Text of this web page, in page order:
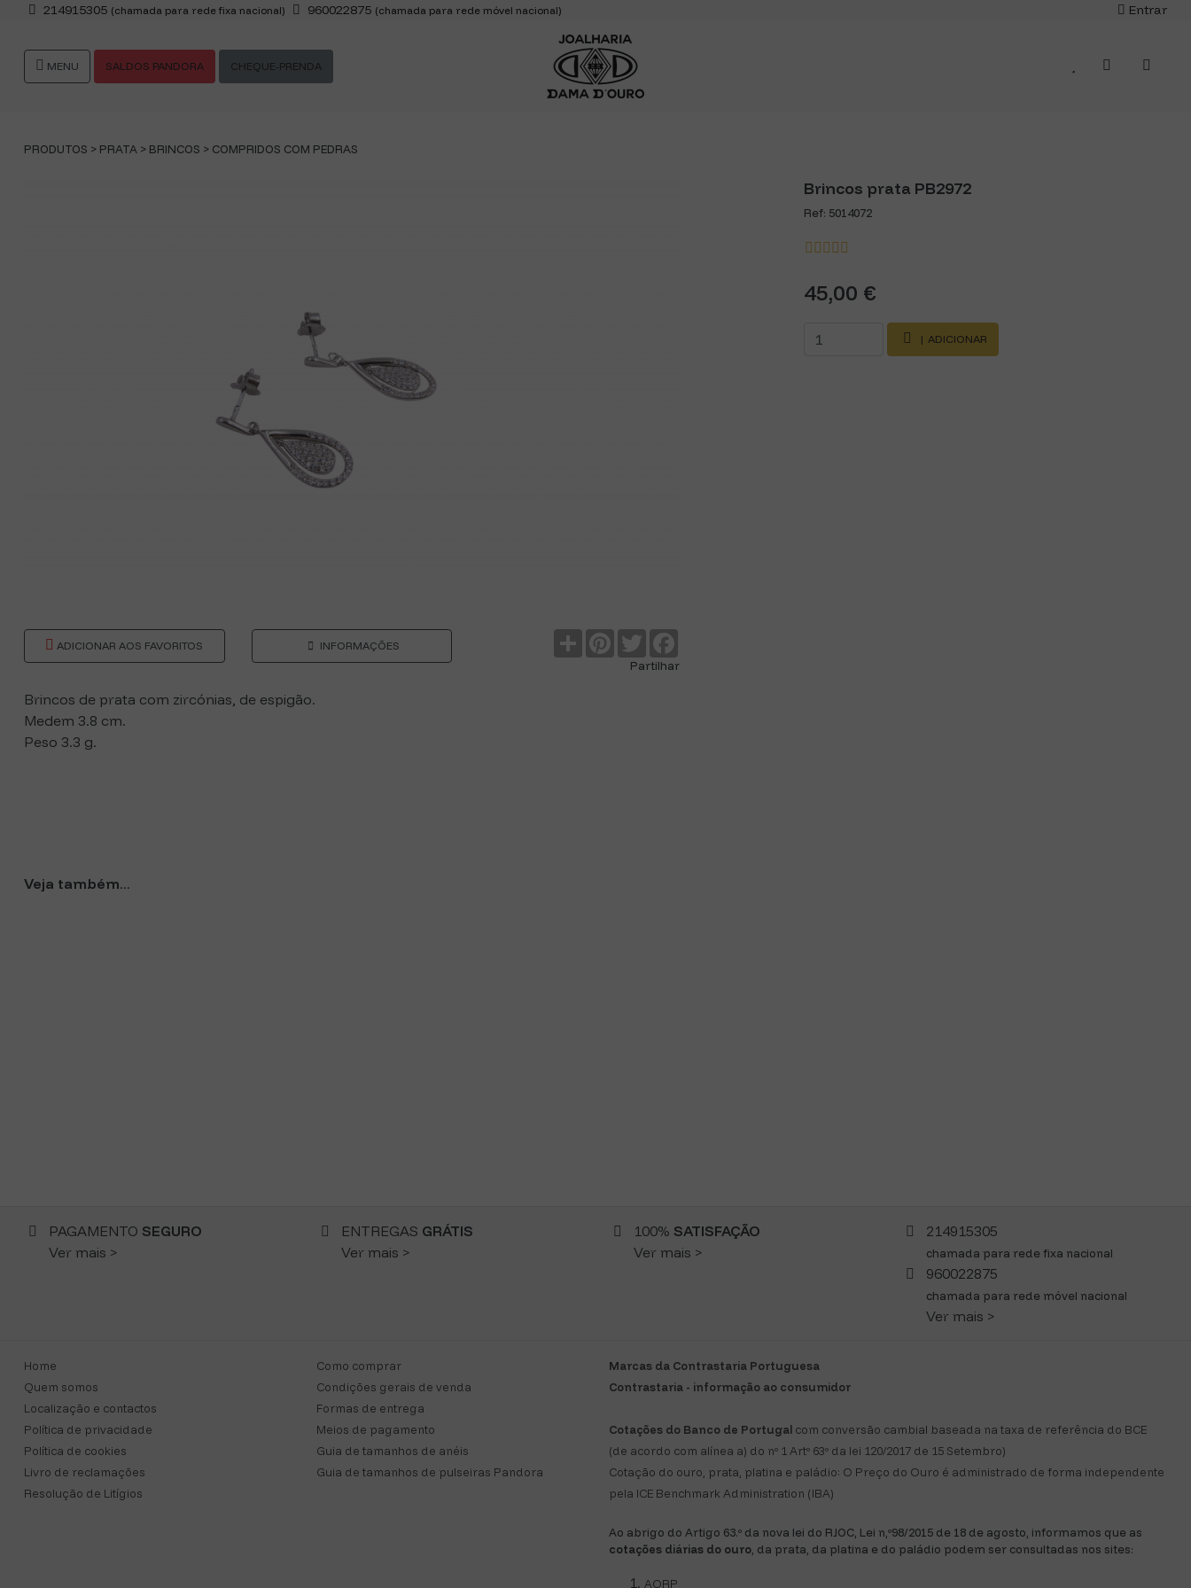
214915305 (chamada para rede fixa nacional) 960022875 (chamada para rede móvel nacional) Entrar
MENU SALDOS PANDORA CHEQUE-PRENDA
PRODUTOS > PRATA > BRINCOS > COMPRIDOS COM PEDRAS
ADICIONAR AOS FAVORITOS INFORMAÇÕES
Twitter
Pinterest
Partilhar
Partilhar
Brincos de prata com zircónias, de espigão.
Medem 3.8 cm.
Peso 3.3 g.
Brincos prata PB2972
Ref: 5014072
45,00 €
| ADICIONAR
Veja também...
PAGAMENTO SEGURO
Ver mais >
ENTREGAS GRÁTIS
Ver mais >
100% SATISFAÇÃO
Ver mais >
214915305
chamada para rede fixa nacional
960022875
chamada para rede móvel nacional
Ver mais >
Home
Quem somos
Localização e contactos
Política de privacidade
Política de cookies
Livro de reclamações
Resolução de Litígios
Como comprar
Condições gerais de venda
Formas de entrega
Meios de pagamento
Guia de tamanhos de anéis
Guia de tamanhos de pulseiras Pandora
Marcas da Contrastaria Portuguesa
Contrastaria - informação ao consumidor
Cotações do Banco de Portugal com conversão cambial baseada na taxa de referência do BCE
(de acordo com alínea a) do nº 1 Artº 63º da lei 120/2017 de 15 Setembro)
Cotação do ouro, prata, platina e paládio: O Preço do Ouro é administrado de forma independente
pela ICE Benchmark Administration (IBA)
Ao abrigo do Artigo 63.º da nova lei do RJOC, Lei n,º98/2015 de 18 de agosto, informamos que as
cotações diárias do ouro, da prata, da platina e do paládio podem ser consultadas nos sites:
AORP